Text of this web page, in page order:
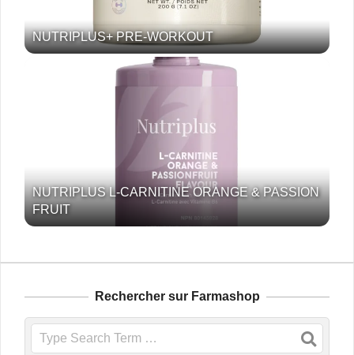
NUTRIPLUS+ PRE-WORKOUT
NUTRIPLUS L-CARNITINE ORANGE & PASSION
FRUIT
Rechercher sur Farmashop
Search